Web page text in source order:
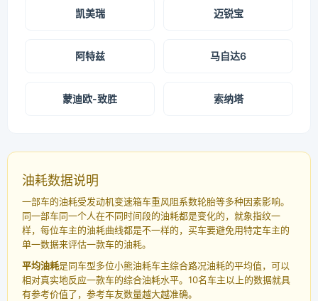
凯美瑞 迈锐宝
阿特兹 马自达6
蒙迪欧-致胜 索纳塔
油耗数据说明
一部车的油耗受发动机变速箱车重风阻系数轮胎等多种因素影响。
同一部车同一个人在不同时间段的油耗都是变化的，就象指纹一
样，每位车主的油耗曲线都是不一样的，买车要避免用特定车主的
单一数据来评估一款车的油耗。
平均油耗是同车型多位小熊油耗车主综合路况油耗的平均值，可以
相对真实地反应一款车的综合油耗水平。10名车主以上的数据就具
有参考价值了，参考车友数量越大越准确。